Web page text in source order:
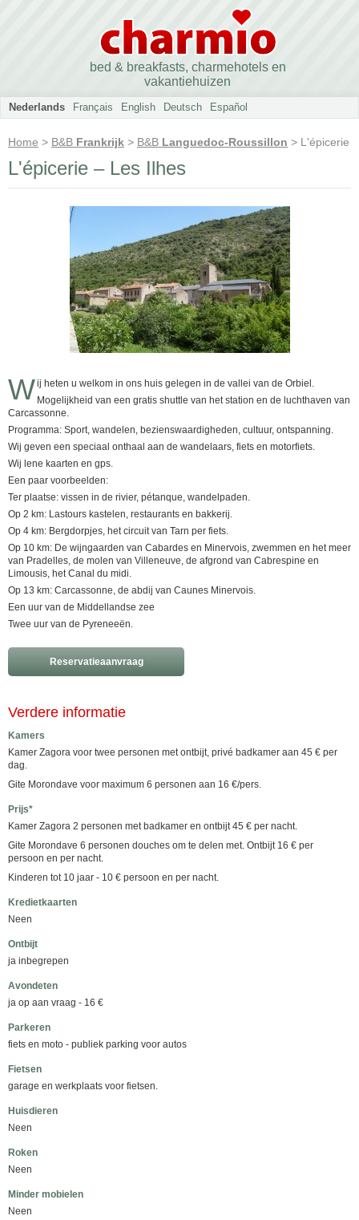
bed & breakfasts, charmehotels en
vakantiehuizen
Nederlands Français English Deutsch Español
Home > B&B Frankrijk > B&B Languedoc-Roussillon > L'épicerie
L'épicerie – Les Ilhes
Wij heten u welkom in ons huis gelegen in de vallei van de Orbiel.
Mogelijkheid van een gratis shuttle van het station en de luchthaven van
Carcassonne.
Programma: Sport, wandelen, bezienswaardigheden, cultuur, ontspanning.
Wij geven een speciaal onthaal aan de wandelaars, fiets en motorfiets.
Wij lene kaarten en gps.
Een paar voorbeelden:
Ter plaatse: vissen in de rivier, pétanque, wandelpaden.
Op 2 km: Lastours kastelen, restaurants en bakkerij.
Op 4 km: Bergdorpjes, het circuit van Tarn per fiets.
Op 10 km: De wijngaarden van Cabardes en Minervois, zwemmen en het meer
van Pradelles, de molen van Villeneuve, de afgrond van Cabrespine en
Limousis, het Canal du midi.
Op 13 km: Carcassonne, de abdij van Caunes Minervois.
Een uur van de Middellandse zee
Twee uur van de Pyreneeën.
Reservatieaanvraag
Verdere informatie
Kamers
Kamer Zagora voor twee personen met ontbijt, privé badkamer aan 45 € per
dag.
Gite Morondave voor maximum 6 personen aan 16 €/pers.
Prijs*
Kamer Zagora 2 personen met badkamer en ontbijt 45 € per nacht.
Gite Morondave 6 personen douches om te delen met. Ontbijt 16 € per
persoon en per nacht.
Kinderen tot 10 jaar - 10 € persoon en per nacht.
Kredietkaarten
Neen
Ontbijt
ja inbegrepen
Avondeten
ja op aan vraag - 16 €
Parkeren
fiets en moto - publiek parking voor autos
Fietsen
garage en werkplaats voor fietsen.
Huisdieren
Neen
Roken
Neen
Minder mobielen
Neen